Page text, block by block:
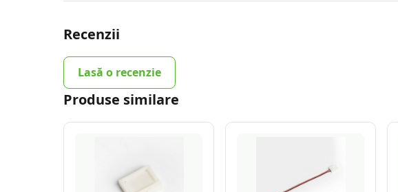
Recenzii
Lasă o recenzie
Produse similare